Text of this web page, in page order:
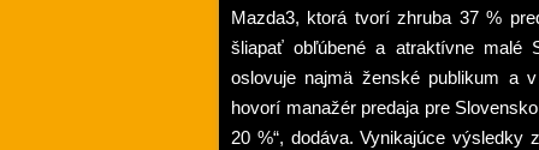
Mazda3, ktorá tvorí zhruba 37 %
šliapať obľúbené a atraktívne malé
oslovuje najmä ženské publikum a
hovorí manažér predaja pre
20 %“, dodáva. Vynikajúce výsledky